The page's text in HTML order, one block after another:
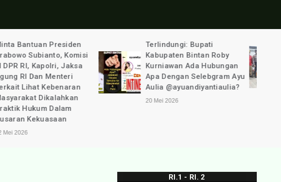
Terlindungi: Bupati
Kabupaten Bintan Roby
Kurniawan Ada Hubungan
Apa Dengan Selebgram Ayu
Aulia @ayuandiyantiaulia?
20 Mei 2026
Tim PLN UP3
Tanjungpinang “Ditemani”
Polisi Bergerak Cepat
Ungkap Pencurian Listirk
6 Mei 2026
RI.1 - RI. 2